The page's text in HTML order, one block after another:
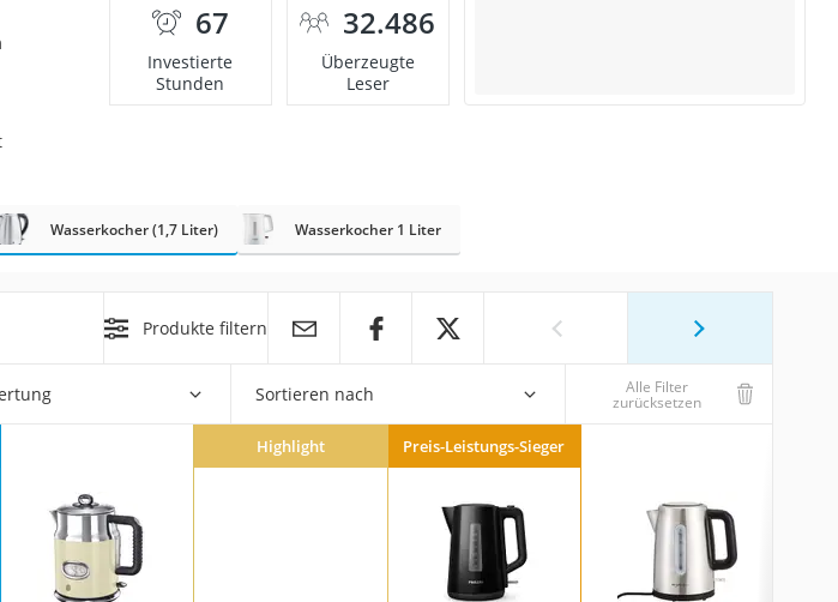
67
Investierte
Stunden
32.486
Überzeugte
Leser
Wasserkocher (1,7 Liter) Wasserkocher 1 Liter
Produkte filtern
Sortieren nach Alle Filter
zurücksetzen
Highlight Preis-Leistungs-Sieger